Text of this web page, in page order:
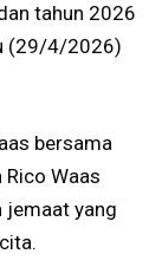
tahun 2026
(29/4/2026)
bersama
Rico Waas
jemaat yang